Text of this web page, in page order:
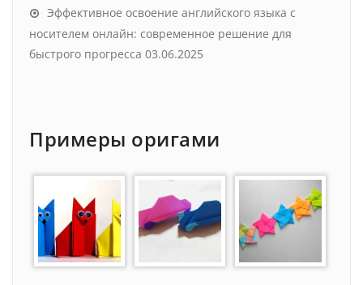
Эффективное освоение английского языка с
носителем онлайн: современное решение для
быстрого прогресса 03.06.2025
Примеры оригами